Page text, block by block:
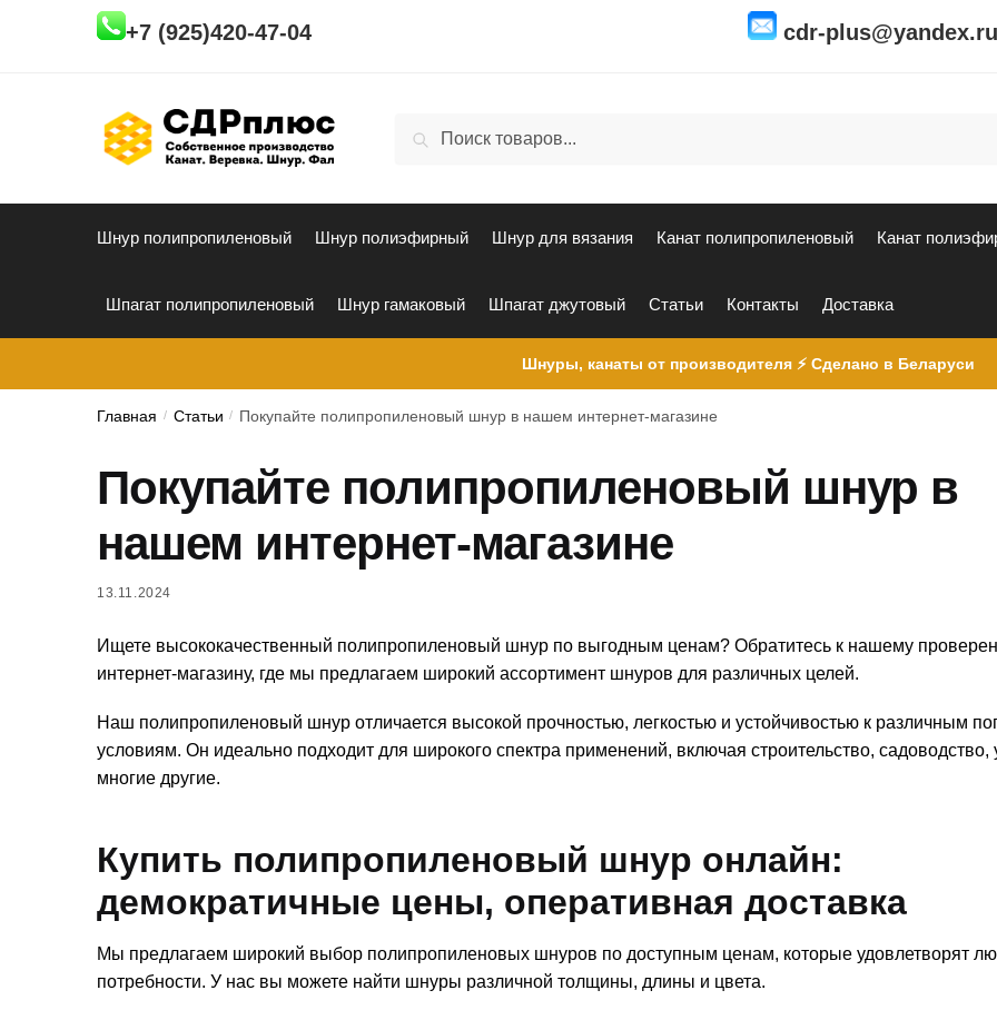
+7 (925)420-47-04 cdr-plus@yandex.ru
Поиск
Шнур полипропиленовый Шнур полиэфирный Шнур для вязания Канат полипропиленовый Канат
Шпагат полипропиленовый Шнур гамаковый Шпагат джутовый Статьи Контакты Доставка
Шнуры, канаты от производителя ⚡ Сделано в Беларуси
Главная / Статьи / Покупайте полипропиленовый шнур в нашем интернет-магазине
Покупайте полипропиленовый шнур в
нашем интернет-магазине
13.11.2024
Ищете высококачественный полипропиленовый шнур по выгодным ценам? Обратитесь к нашему
интернет-магазину, где мы предлагаем широкий ассортимент шнуров для различных целей.
Наш полипропиленовый шнур отличается высокой прочностью, легкостью и устойчивостью к различным
условиям. Он идеально подходит для широкого спектра применений, включая строительство, садоводство,
многие другие.
Купить полипропиленовый шнур онлайн:
демократичные цены, оперативная доставка
Мы предлагаем широкий выбор полипропиленовых шнуров по доступным ценам, которые удовлетворят
потребности. У нас вы можете найти шнуры различной толщины, длины и цвета.